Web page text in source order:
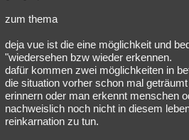
zum thema
deja vue ist die eine möglichkeit und
"wiedersehen bzw wieder erkennen.
dafür kommen zwei möglichkeiten in
die situation vorher schon mal
erinnern oder man erkennt menschen
nachweislich noch nicht in diesem
reinkarnation zu tun.